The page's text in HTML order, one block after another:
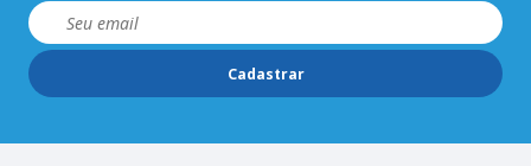
Cadastrar